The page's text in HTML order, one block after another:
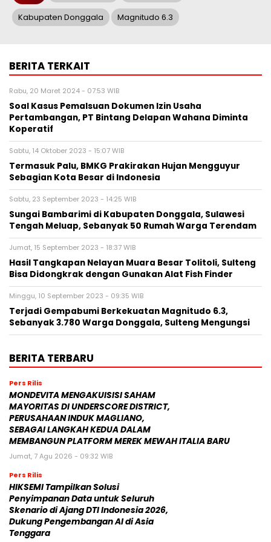
Kabupaten Donggala Magnitudo 6.3
BERITA TERKAIT
Rabu, 20 Maret 2024 - 07:53 WIB
Soal Kasus Pemalsuan Dokumen Izin Usaha
Pertambangan, PT Bintang Delapan Wahana Diminta
Koperatif
Sabtu, 14 Oktober 2023 - 15:07 WIB
Termasuk Palu, BMKG Prakirakan Hujan Mengguyur
Sebagian Kota Besar di Indonesia
Sabtu, 23 September 2023 - 14:25 WIB
Sungai Bambarimi di Kabupaten Donggala, Sulawesi
Tengah Meluap, Sebanyak 50 Rumah Warga Terendam
Jumat, 15 September 2023 - 18:37 WIB
Hasil Tangkapan Nelayan Muara Besar Tolitoli, Sulteng
Bisa Didongkrak dengan Gunakan Alat Fish Finder
Minggu, 10 September 2023 - 09:35 WIB
Terjadi Gempabumi Berkekuatan Magnitudo 6.3,
Sebanyak 3.780 Warga Donggala, Sulteng Mengungsi
BERITA TERBARU
Pers Rilis
MONDEVITA MENGAKUISISI SAHAM
MAYORITAS DI UNDERSCORE DISTRICT,
PERUSAHAAN INDUK MAGLIANO,
SEBAGAI LANGKAH KEDUA DALAM
MEMBANGUN PLATFORM MEREK MEWAH ITALIA BARU
Jumat, 7 Agu 2026 - 09:32 WIB
Pers Rilis
HIKSEMI Tampilkan Solusi
Penyimpanan Data untuk Seluruh
Skenario di Ajang DTI Indonesia 2026,
Dukung Pengembangan AI di Asia
Tenggara